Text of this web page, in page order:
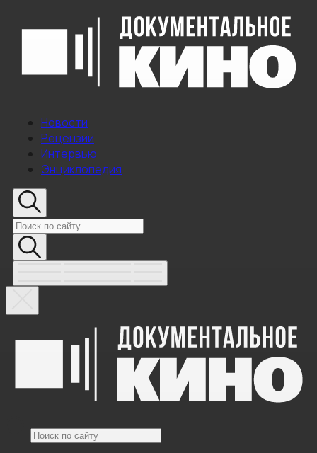
Новости
Рецензии
Интервью
Энциклопедия